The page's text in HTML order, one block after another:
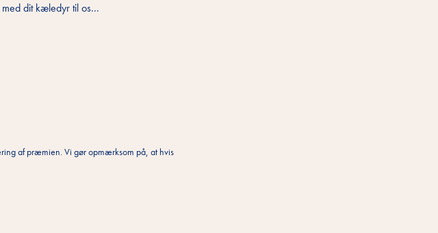
dit kæledyr til os...
af præmien. Vi gør opmærksom på, at hvis